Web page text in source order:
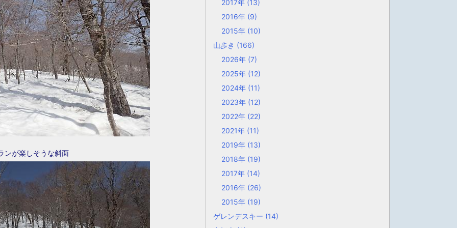
ンが楽しそうな斜面
2017年 (13)
2016年 (9)
2015年 (10)
山歩き (166)
2026年 (7)
2025年 (12)
2024年 (11)
2023年 (12)
2022年 (22)
2021年 (11)
2019年 (13)
2018年 (19)
2017年 (14)
2016年 (26)
2015年 (19)
ゲレンデスキー (14)